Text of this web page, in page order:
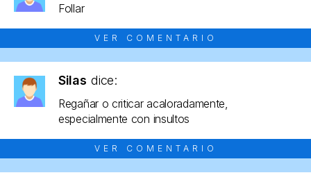
Follar
VER COMENTARIO
Silas dice:
Regañar o criticar acaloradamente,
especialmente con insultos
VER COMENTARIO